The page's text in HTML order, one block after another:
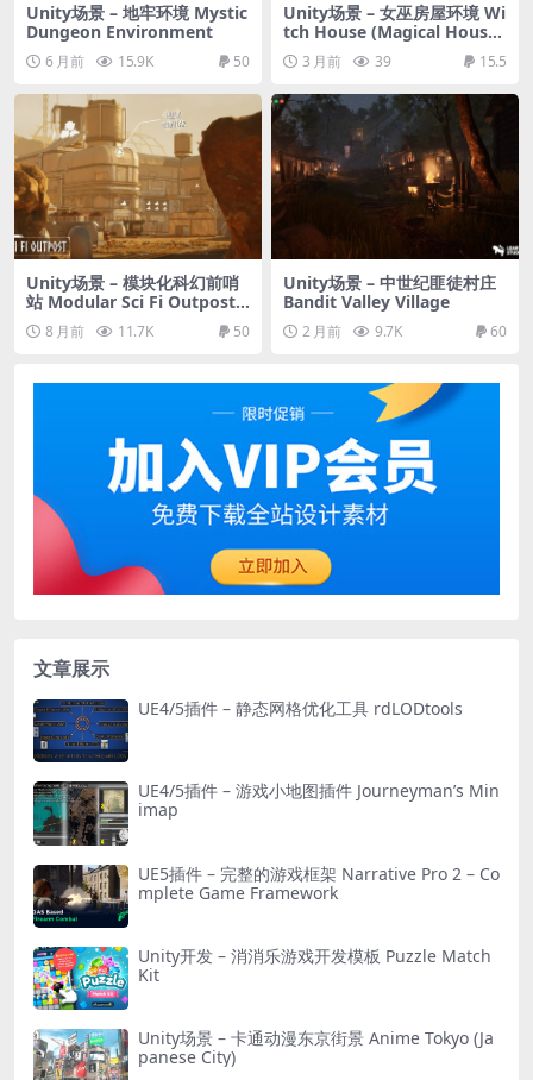
Unity场景 – 地牢环境 Mystic
Dungeon Environment
6 月前 15.9K 50
Unity场景 – 女巫房屋环境 Wi
tch House (Magical House,
Magical Shop, Witch Shop,
Fantasy Shop)
3 月前 39 15.5
Unity场景 – 模块化科幻前哨
站 Modular Sci Fi Outpost
(Sci Fi Outpost, Sci Fi Base,
Sci Fi , Outpost, Base)
8 月前 11.7K 50
Unity场景 – 中世纪匪徒村庄
Bandit Valley Village
2 月前 9.7K 60
文章展示
UE4/5插件 – 静态网格优化工具 rdLODtools
UE4/5插件 – 游戏小地图插件 Journeyman’s Min
imap
UE5插件 – 完整的游戏框架 Narrative Pro 2 – Co
mplete Game Framework
Unity开发 – 消消乐游戏开发模板 Puzzle Match
Kit
Unity场景 – 卡通动漫东京街景 Anime Tokyo (Ja
panese City)